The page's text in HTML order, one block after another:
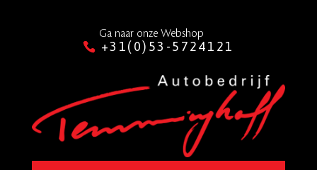
Ga naar onze Webshop
+31(0)53-5724121